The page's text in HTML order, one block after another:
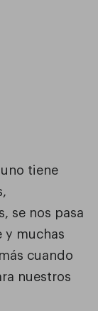
tiene
se nos pasa
y muchas
cuando
nuestros